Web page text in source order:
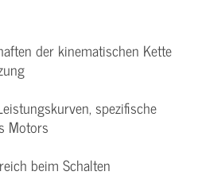
der kinematischen Kette
spezifische
Motors
beim Schalten